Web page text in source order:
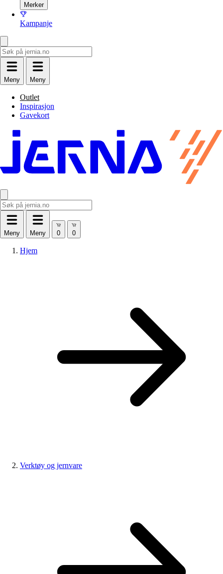
Merker
Kampanje
Meny Meny
Outlet
Inspirasjon
Gavekort
Meny Meny
Hjem
Verktøy og jernvare